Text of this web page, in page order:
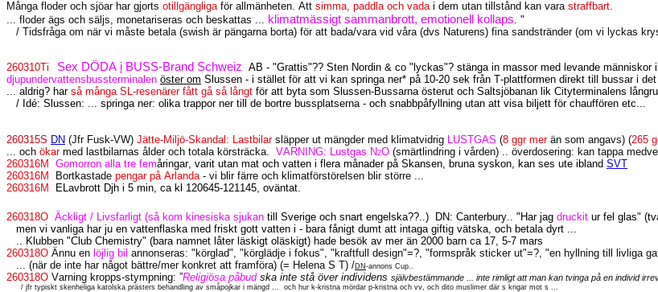
Många floder och sjöar har gjorts otillgängliga för allmänheten. Att simma, paddla och vada i dem utan tillstånd kan vara straffbart.
... floder ägs och säljs, monetariseras och beskattas ... klimatmässigt sammanbrott, emotionell kollaps. "
/ Tidsfråga om när vi måste betala (swish är pängarna borta) för att bada/vara vid våra (dvs Naturens) fina sandstränder (om vi lyckas
260310Ti Sex DÖDA i BUSS-Brand Schweiz AB - "Grattis"?? Sten Nordin & co "lyckas"? stänga in massor med levande människor i
djupundervattensbussterminalen öster om Slussen - i stället för att vi kan springa ner* på 10-20 sek från T-plattformen direkt till bussar i
... aldrig? har så många SL-resenärer fått gå så långt för att byta som Slussen-Bussarna österut och Saltsjöbanan lik Cityterminalens
/ Idé: Slussen: ... springa ner: olika trappor ner till de bortre bussplatserna - och snabbpåfyllning utan att visa biljett för chauffören etc...
260315S DN (Jfr Fusk-VW) Jätte-Miljö-Skandal: Lastbilarsläpper ut mängder med klimatvidrig LUSTGAS (8 ggr merän som angavs) (265
... och ökarmed lastbilarnas ålder och totala körsträcka. VARNING: Lustgas N2O (smärtlindring i vården) .. överdosering: kan tappa
260316M
Gomorron alla tre femåringar, varit utan mat och vatten i flera månader på Skansen, bruna syskon, kan ses ute ibland SVT
260316M
Bortkastade pengar på Arlanda - vi blir färre och klimatförstörelsen blir större ...
260316M
ELavbrott Djh i 5 min, ca kl 120645-121145, oväntat.
260318O Äckligt / Livsfarligt (så kom kinesiska sjukan till Sverige och snart engelska??..) DN: Canterbury.. "Har jag druckit ur fel glas"
men vi vanliga har ju en vattenflaska med friskt gott vatten i - bara fånigt dumt att intaga giftig vätska, och betala dyrt ...
.. Klubben "Club Chemistry" (bara namnet låter läskigt oläskigt) hade besök av mer än 2000 barn ca 17, 5-7 mars
260318O Ännu en löjlig bil annonseras: "körglad", "körglädje i fokus", "kraftfull design"=?, "formspråk sticker ut"=?, "en hyllning till livliga
... (när de inte har något bättre/mer konkret att framföra) (= Helena S T) /DN -annons Cup..
260318O Varning kropps-stympning: ”Religiösa påbud ska inte stå över individens självbestämmande ... inte rimligt att man kan tvinga på en individ
/ jfr typiskt skenheliga katolska prästers behandling av småpojkar i mängd ...
och hur k-kristna mördar p-kristna och vv, och dito muslimer där s krigar mot s ...